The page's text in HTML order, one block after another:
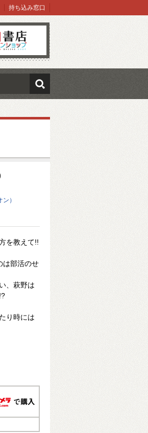
プ
持ち込み窓口
検索
）
を教えて!!
は部活のせ
、萩野は
り時には